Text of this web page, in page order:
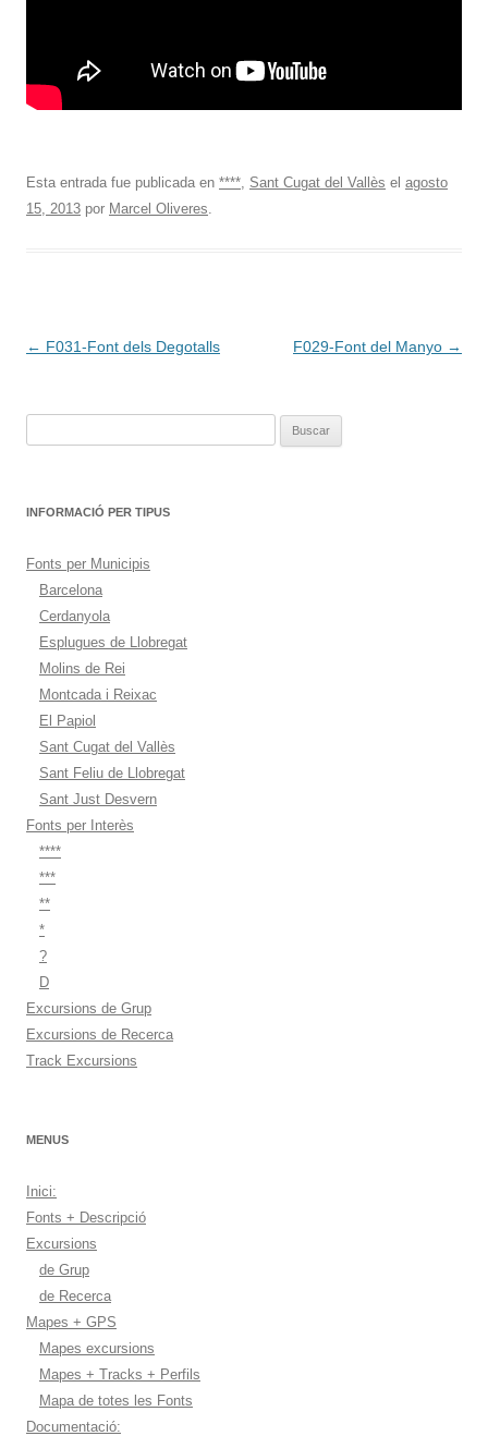
Esta entrada fue publicada en ****, Sant Cugat del Vallès el agosto
15, 2013 por Marcel Oliveres.
Navegación
← F031-Font dels Degotalls F029-Font del Manyo →
INFORMACIÓ PER TIPUS
Fonts per Municipis
Barcelona
Cerdanyola
Esplugues de Llobregat
Molins de Rei
Montcada i Reixac
El Papiol
Sant Cugat del Vallès
Sant Feliu de Llobregat
Sant Just Desvern
Fonts per Interès
****
***
**
*
?
D
Excursions de Grup
Excursions de Recerca
Track Excursions
MENUS
Inici:
Fonts + Descripció
Excursions
de Grup
de Recerca
Mapes + GPS
Mapes excursions
Mapes + Tracks + Perfils
Mapa de totes les Fonts
Documentació: